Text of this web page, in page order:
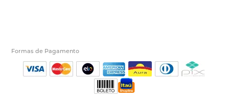
Formas de Pagamento